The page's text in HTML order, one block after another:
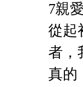
7親
從起
者，
真的